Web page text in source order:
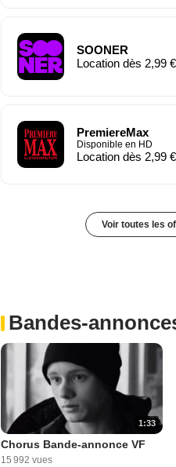
SOONER
Location dès 2,99 €
PremiereMax
Disponible en HD
Location dès 2,99 €
Voir toutes les
Bandes-
1:33
Chorus Bande-annonce VF
15 992 vues